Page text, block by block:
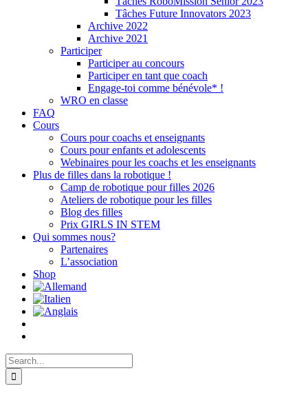
Tâches Future Innovators 2023
Archive 2022
Archive 2021
Participer
Participer au concours
Participer en tant que coach
Engage-toi comme bénévole* !
WRO en classe
FAQ
Cours
Cours pour coachs et enseignants
Cours pour enfants et adolescents
Webinaires pour les coachs et les enseignants
Plus de filles dans la robotique !
Camp de robotique pour filles 2026
Ateliers de robotique pour les filles
Blog des filles
Prix GIRLS IN STEM
Qui sommes nous?
Partenaires
L’association
Shop
Search
for: